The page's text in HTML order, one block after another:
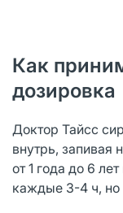
Как
дозировка
Доктор Тайсс
внутрь, запивая
от 1 года до 6
каждые 3-4 ч, но